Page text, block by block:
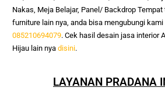
Nakas, Meja Belajar, Panel/ Backdrop
085210694079. Cek hasil desain jasa interior
Hijau lain nyadisini.
LAYANAN PRADANA